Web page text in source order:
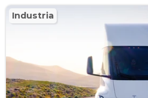
Industria